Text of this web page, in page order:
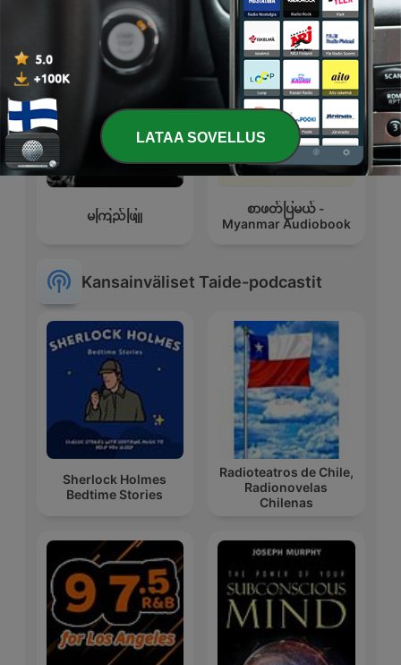
မကြည်ဖြူ
စာဖတ်ပြမယ် -
Myanmar Audiobook
Kansainväliset Taide-podcastit
Sherlock Holmes
Bedtime Stories
Radioteatros de Chile,
Radionovelas
Chilenas
LATAA SOVELLUS